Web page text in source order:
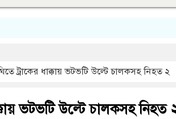
ট্রাকের ধাক্কায় ভটভটি উল্টে চালকসহ নিহত ২
ভটভটি উল্টে চালকসহ নিহত